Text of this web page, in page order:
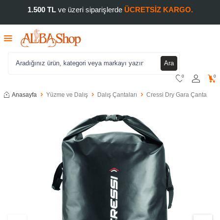
1.500 TLve üzeri siparişlerde ÜCRETSİZ KARGO.
Ara
0 0
Anasayfa Yüzme ve Dalış Dalış Çantaları Cressi Dry Gara Çanta